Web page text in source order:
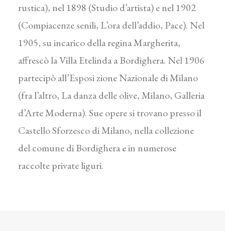
rustica), nel 1898 (Studio d’artista) e nel 1902
(Compiacenze senili, L’ora dell’addio, Pace). Nel
1905, su incarico della regina Margherita,
affrescò la Villa Etelinda a Bordighera. Nel 1906
partecipò all’Esposi zione Nazionale di Milano
(fra l’altro, La danza delle olive, Milano, Galleria
d’Arte Moderna). Sue opere si trovano presso il
Castello Sforzesco di Milano, nella collezione
del comune di Bordighera e in numerose
raccolte private liguri.